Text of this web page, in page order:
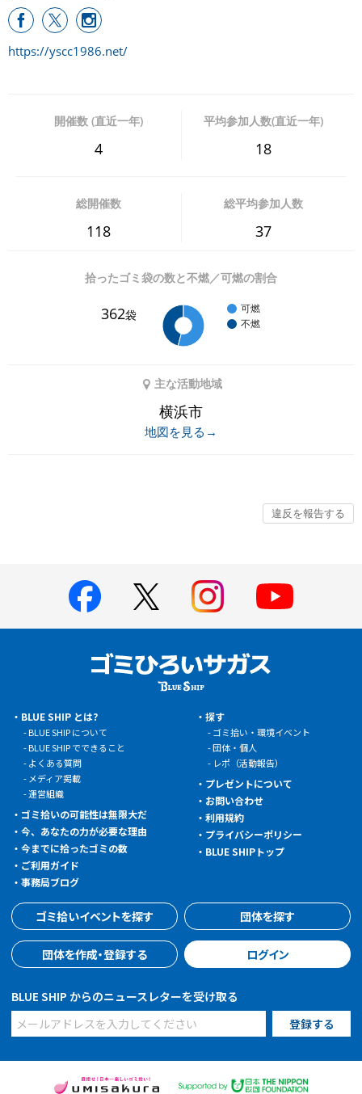
https://yscc1986.net/
開催数 (直近一年)
4
平均参加人数(直近一年)
18
総開催数
118
総平均参加人数
37
拾ったゴミ袋の数と不燃／可燃の割合
362袋
可燃
不燃
主な活動地域
横浜市
地図を見る→
BLUE SHIP とは?
BLUE SHIP について
BLUE SHIP でできること
よくある質問
メディア掲載
運営組織
ゴミ拾いの可能性は無限大だ
今、あなたの力が必要な理由
今までに拾ったゴミの数
ご利用ガイド
事務局ブログ
探す
ゴミ拾い・環境イベント
団体・個人
レポ（活動報告）
プレゼントについて
お問い合わせ
利用規約
プライバシーポリシー
BLUE SHIPトップ
ゴミ拾いイベントを探す 団体を探す
団体を作成・登録する ログイン
BLUE SHIP からのニュースレターを受け取る